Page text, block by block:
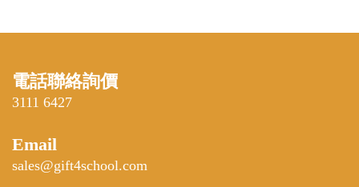
電話聯絡詢價
3111 6427
Email
sales@gift4school.com